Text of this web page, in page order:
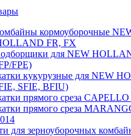
кормоуборочные
FR, FX
для NEW
FPE)
кукурузные для NEW
SFIE, BFIU)
прямого среза CAPELLO
прямого среза
для зерноуборочных